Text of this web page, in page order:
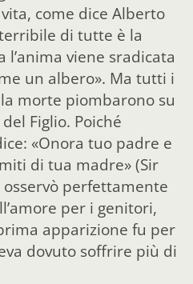
come dice Alberto
di tutte è la
l’anima viene sradicata
un albero». Ma tutti i
morte piombarono su
Figlio. Poiché
«Onora tuo padre e
di tua madre» (Sir
osservò perfettamente
per i genitori,
apparizione fu per
dovuto soffrire più di